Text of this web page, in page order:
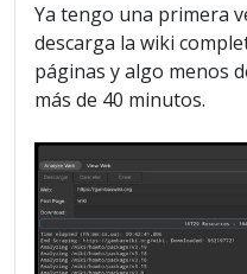
Ya tengo una primera
descarga la wiki
páginas y algo menos
más de 40 minutos.